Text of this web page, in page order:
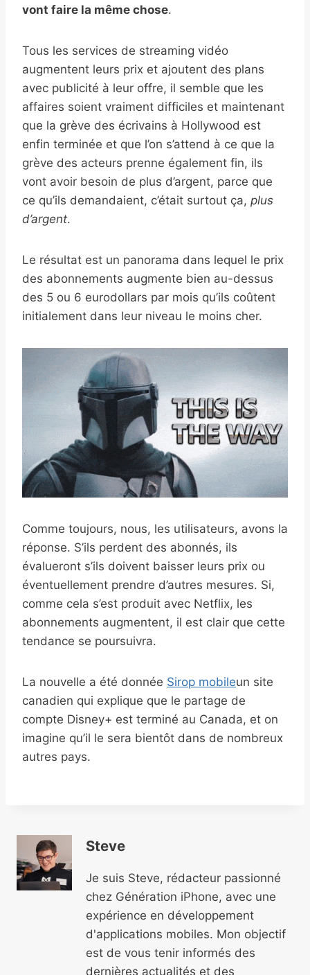
vont faire la même chose.
Tous les services de streaming vidéo
augmentent leurs prix et ajoutent des plans
avec publicité à leur offre, il semble que les
affaires soient vraiment difficiles et maintenant
que la grève des écrivains à Hollywood est
enfin terminée et que l’on s’attend à ce que la
grève des acteurs prenne également fin, ils
vont avoir besoin de plus d’argent, parce que
ce qu’ils demandaient, c’était surtout ça, plus
d’argent.
Le résultat est un panorama dans lequel le prix
des abonnements augmente bien au-dessus
des 5 ou 6 eurodollars par mois qu’ils coûtent
initialement dans leur niveau le moins cher.
Comme toujours, nous, les utilisateurs, avons la
réponse. S’ils perdent des abonnés, ils
évalueront s’ils doivent baisser leurs prix ou
éventuellement prendre d’autres mesures. Si,
comme cela s’est produit avec Netflix, les
abonnements augmentent, il est clair que cette
tendance se poursuivra.
La nouvelle a été donnée Sirop mobileun site
canadien qui explique que le partage de
compte Disney+ est terminé au Canada, et on
imagine qu’il le sera bientôt dans de nombreux
autres pays.
Steve
Je suis Steve, rédacteur passionné
chez Génération iPhone, avec une
expérience en développement
d'applications mobiles. Mon objectif
est de vous tenir informés des
dernières actualités et des